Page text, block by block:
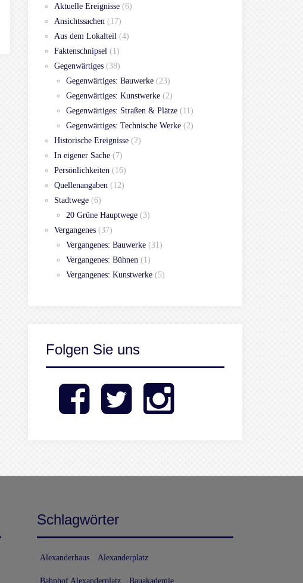
Aktuelle Ereignisse (6)
Ansichtssachen (17)
Aus dem Lokalteil (4)
Faktenschnipsel (1)
Gegenwärtiges (38)
Gegenwärtiges: Bauwerke (23)
Gegenwärtiges: Kunstwerke (2)
Gegenwärtiges: Straßen & Plätze (11)
Gegenwärtiges: Technische Werke (2)
Historische Ereignisse (2)
In eigener Sache (7)
Persönlichkeiten (16)
Quellenangaben (12)
Stadtwege (6)
20 Grüne Hauptwege (3)
Vergangenes (37)
Vergangenes: Bauwerke (31)
Vergangenes: Bühnen (1)
Vergangenes: Kunstwerke (5)
Folgen Sie uns
Facebook Twitter Instagram
Schlagwörter
Alexanderhaus Alexanderplatz
Bahnhof Alexanderplatz Bauakademie